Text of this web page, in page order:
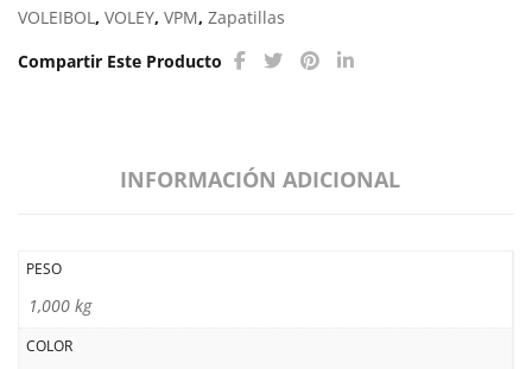
VOLEIBOL, VOLEY, VPM, Zapatillas
Compartir Este Producto
INFORMACIÓN ADICIONAL
PESO
1,000 kg
COLOR